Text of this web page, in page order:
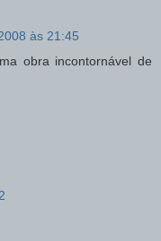
às 21:45
obra incontornável de